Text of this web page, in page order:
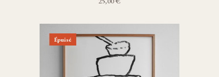
Épuisé